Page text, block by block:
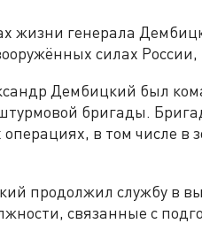
жизни генерала
силах
Дембицкий был
бригады.
операциях, в том числе в
продолжил службу в
связанные с